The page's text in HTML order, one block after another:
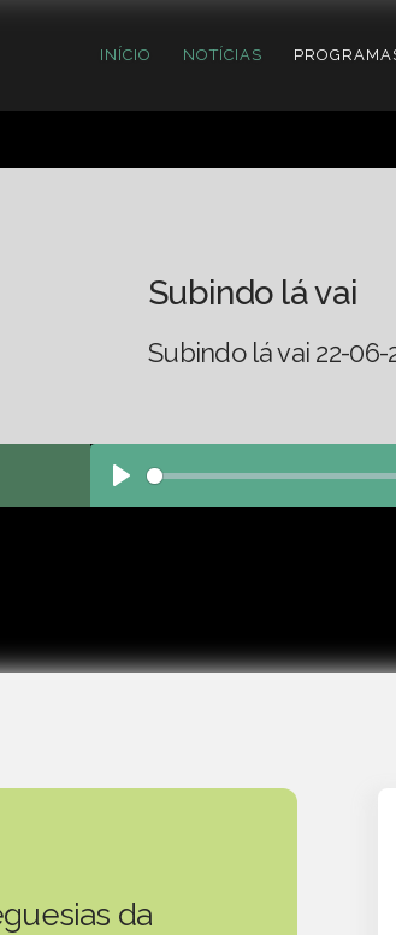
INÍCIO NOTÍCIAS
Subindo lá vai
Subindo lá vai 22-06-
Play
da